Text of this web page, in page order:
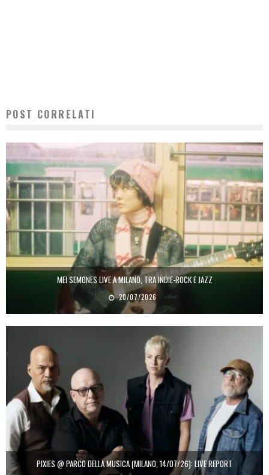
POST CORRELATI
MEI SEMONES LIVE A MILANO, TRA INDIE-ROCK E JAZZ
20/07/2026
PIXIES @ PARCO DELLA MUSICA (MILANO, 14/07/26): LIVE REPORT